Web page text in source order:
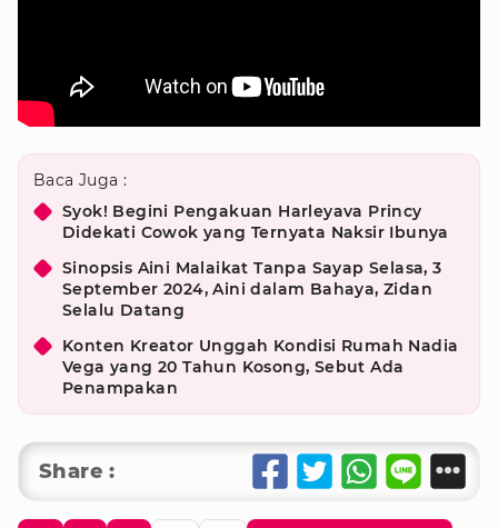
Baca Juga :
Syok! Begini Pengakuan Harleyava Princy
Didekati Cowok yang Ternyata Naksir Ibunya
Sinopsis Aini Malaikat Tanpa Sayap Selasa, 3
September 2024, Aini dalam Bahaya, Zidan
Selalu Datang
Konten Kreator Unggah Kondisi Rumah Nadia
Vega yang 20 Tahun Kosong, Sebut Ada
Penampakan
Share :